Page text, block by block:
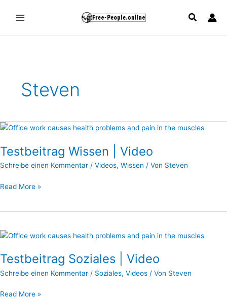
Inhalt
Steven
Testbeitrag Wissen | Video
Schreibe einen Kommentar / Videos, Wissen / Von Steven
Testbeitrag
|
Read More »
Testbeitrag Soziales | Video
Schreibe einen Kommentar / Soziales, Videos / Von Steven
Testbeitrag
|
Read More »